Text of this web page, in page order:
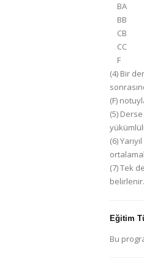
F
(4) Bir
(F)
(5)
(6)
(7) Tek
belirlenir.
Eğitim
Bu